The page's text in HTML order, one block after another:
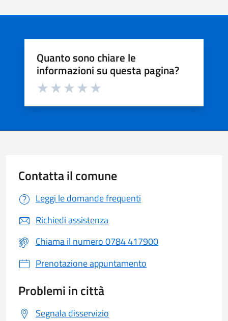
Quanto sono chiare le
informazioni su questa pagina?
Valuta da 1 a 5 stelle la pagina
Contatta il comune
Leggi le domande frequenti
Richiedi assistenza
Chiama il numero 0784 417900
Prenotazione appuntamento
Problemi in città
Segnala disservizio